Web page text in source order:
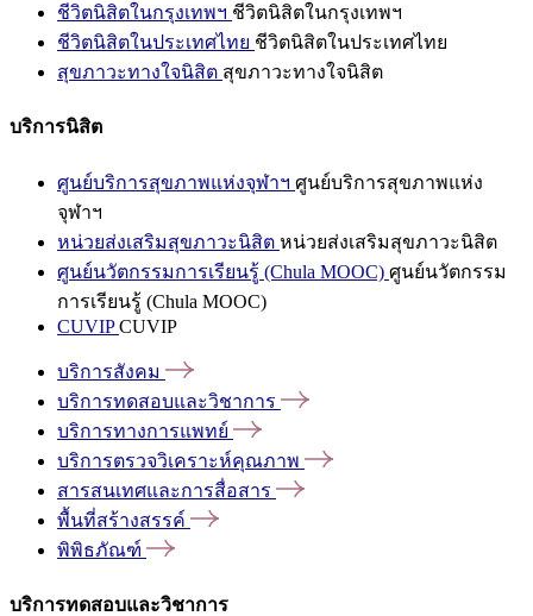
ชีวิตนิสิตในกรุงเทพฯ ชีวิตนิสิตในกรุงเทพฯ
ชีวิตนิสิตในประเทศไทย ชีวิตนิสิตในประเทศไทย
สุขภาวะทางใจนิสิต สุขภาวะทางใจนิสิต
บริการนิสิต
ศูนย์บริการสุขภาพแห่งจุฬาฯ ศูนย์บริการสุขภาพแห่ง
จุฬาฯ
หน่วยส่งเสริมสุขภาวะนิสิต หน่วยส่งเสริมสุขภาวะนิสิต
ศูนย์นวัตกรรมการเรียนรู้ (Chula MOOC) ศูนย์นวัตกรรม
การเรียนรู้ (Chula MOOC)
CUVIPCUVIP
บริการสังคม
บริการทดสอบและวิชาการ
บริการทางการแพทย์
บริการตรวจวิเคราะห์คุณภาพ
สารสนเทศและการสื่อสาร
พื้นที่สร้างสรรค์
พิพิธภัณฑ์
บริการทดสอบและวิชาการ